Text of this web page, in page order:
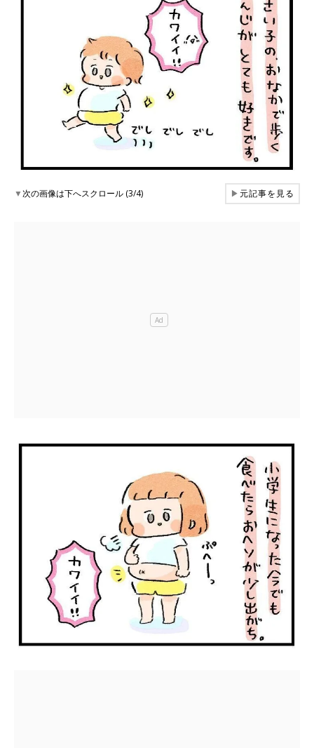
▼次の画像は下へスクロール (3/4) ▶元記事を見る